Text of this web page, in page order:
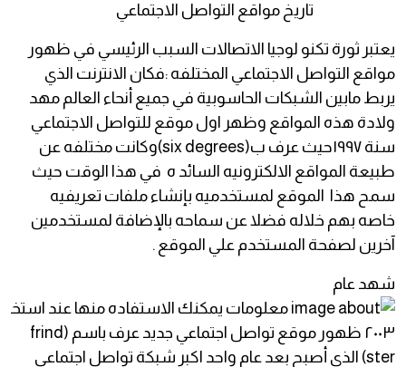
تاريخ مواقع التواصل الاجتماعي
يعتبر ثورة تكنو لوجيا الاتصالات السبب الرئيسي في ظهور
مواقع التواصل الاجتماعي المختلفه :فكان الانترنت الذي
يربط مابين الشبكات الحاسوبية في جميع أنحاء العالم مهد
ولادة هذه المواقع وظهر اول موقع للتواصل الاجتماعي
سنة ١٩٩٧حيث عرف ب(six degrees)وكانت مختلفه عن
طبيعة المواقع الالكترونيه السائد ه في هذا الوقت حيث
سمح هذا الموقع لمستخدميه بإنشاء ملفات تعريفيه
خاصه بهم خلاله فضلا عن سماحه بالإضافة لمستخدمين
آخرين لصفحة المستخدم علي الموقع .
شهد عام
٢٠٠٣ ظهور موقع تواصل اجتماعي جديد عرف باسم (frind
ster) الذي أصبح بعد عام واحد اكبر شبكة تواصل اجتماعي